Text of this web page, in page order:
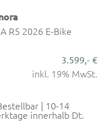
R5 2026 E-Bike
3.599,- €
inkl. 19% MwSt.
| 10-14
innerhalb Dt.